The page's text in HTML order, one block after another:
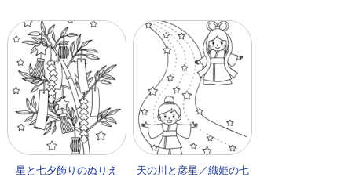
星と七夕飾りのぬりえ
天の川と彦星／織姫の七